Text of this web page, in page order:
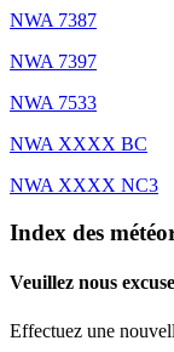
NWA 7387
NWA 7397
NWA 7533
NWA XXXX BC
NWA XXXX NC3
Index des
Veuillez nous
Effectuez une